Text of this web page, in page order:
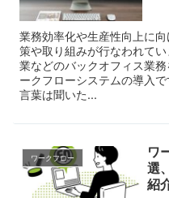
業務効率化や生産性向上に
策や取り組みが行なわれて
業などのバックオフィス業
ークフローシステムの導入
言葉は聞いた...
ワークフロー
ワ
選
紹